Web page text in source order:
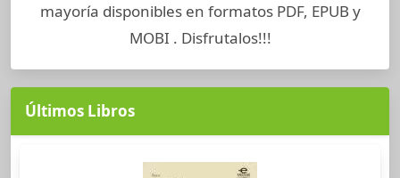
mayoría disponibles en formatos PDF, EPUB y
MOBI . Disfrutalos!!!
Últimos Libros